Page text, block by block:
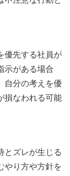
優先する社員が
示がある場合
自分の考えを優
損なわれる可能
とズレが生じる
やり方や方針を